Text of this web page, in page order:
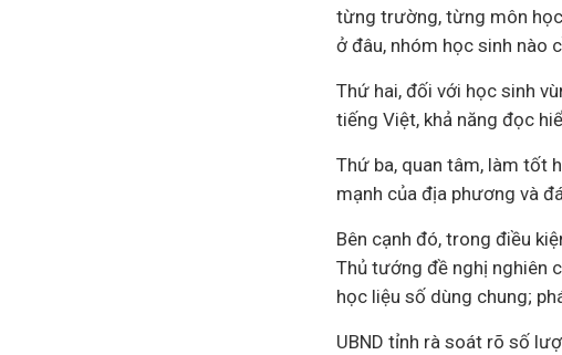
từng trường, từng môn
ở đâu, nhóm học sinh nào
Thứ hai, đối với học sinh
tiếng Việt, khả năng đọc
Thứ ba, quan tâm, làm tốt
mạnh của địa phương và
Bên cạnh đó, trong điều
Thủ tướng đề nghị nghiên
học liệu số dùng chung;
UBND tỉnh rà soát rõ số